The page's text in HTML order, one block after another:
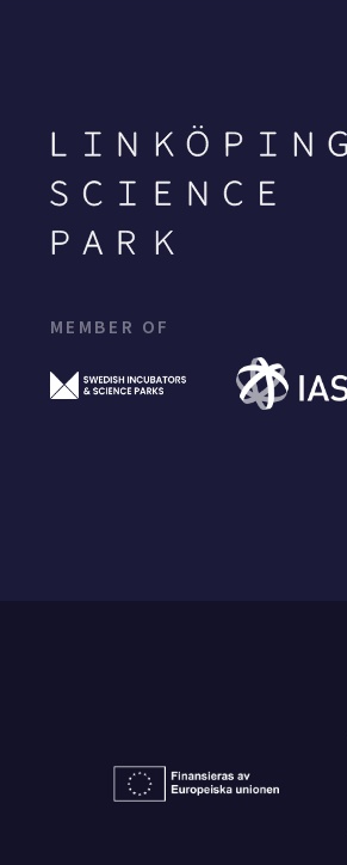
MEMBER OF